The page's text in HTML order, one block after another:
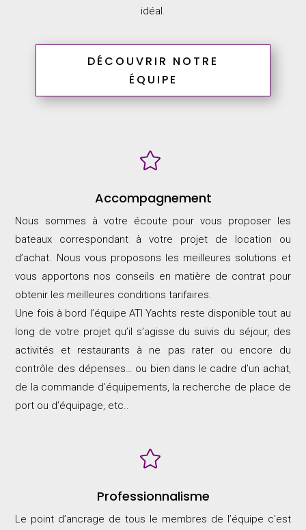
idéal.
DÉCOUVRIR NOTRE
ÉQUIPE

Accompagnement
Nous sommes à votre écoute pour vous proposer les
bateaux correspondant à votre projet de location ou
d’achat. Nous vous proposons les meilleures solutions et
vous apportons nos conseils en matière de contrat pour
obtenir les meilleures conditions tarifaires.
Une fois à bord l’équipe ATI Yachts reste disponible tout au
long de votre projet qu’il s’agisse du suivis du séjour, des
activités et restaurants à ne pas rater ou encore du
contrôle des dépenses… ou bien dans le cadre d’un achat,
de la commande d’équipements, la recherche de place de
port ou d’équipage, etc..

Professionnalisme
Le point d’ancrage de tous le membres de l’équipe c’est